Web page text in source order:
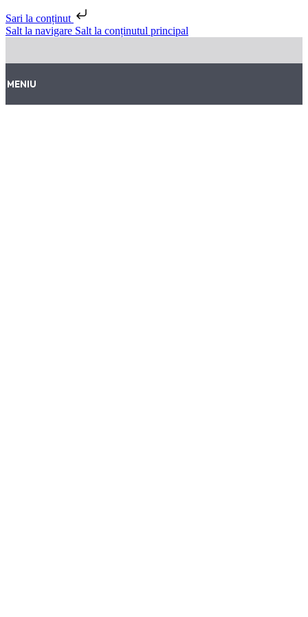
Sari la conținut
Salt la navigare Salt la conținutul principal
MENIU